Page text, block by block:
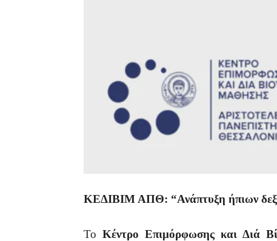
ΚΕΔΙΒΙΜ ΑΠΘ: “Ανάπτυξη ήπιων
Το Κέντρο Επιμόρφωσης και Διά